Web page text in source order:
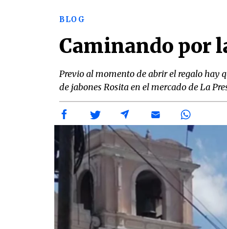
BLOG
Caminando por
Previo al momento de abrir el regalo hay
de jabones Rosita en el mercado de La